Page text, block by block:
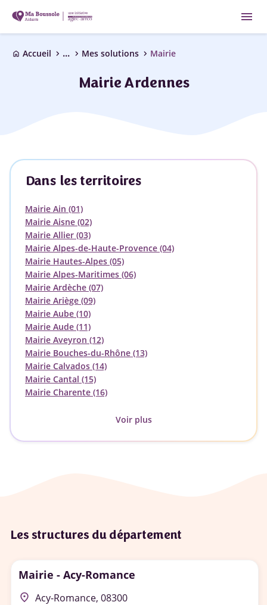
menu
home Accueil chevron_right ... chevron_right Mes solutions chevron_right Mairie
Mairie Ardennes
Dans les territoires
Mairie Ain (01)
Mairie Aisne (02)
Mairie Allier (03)
Mairie Alpes-de-Haute-Provence (04)
Mairie Hautes-Alpes (05)
Mairie Alpes-Maritimes (06)
Mairie Ardèche (07)
Mairie Ariège (09)
Mairie Aube (10)
Mairie Aude (11)
Mairie Aveyron (12)
Mairie Bouches-du-Rhône (13)
Mairie Calvados (14)
Mairie Cantal (15)
Mairie Charente (16)
Voir plus
Les structures du département
Mairie - Acy-Romance
place Acy-Romance, 08300